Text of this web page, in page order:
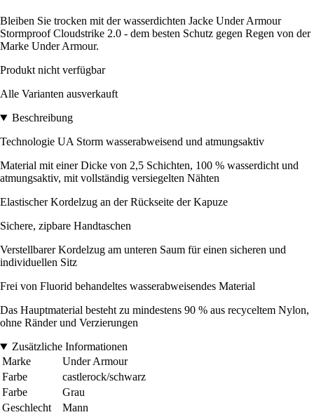
Bleiben Sie trocken mit der wasserdichten Jacke Under Armour
Stormproof Cloudstrike 2.0 - dem besten Schutz gegen Regen von der
Marke Under Armour.
Produkt nicht verfügbar
Alle Varianten ausverkauft
Beschreibung
Technologie UA Storm wasserabweisend und atmungsaktiv
Material mit einer Dicke von 2,5 Schichten, 100 % wasserdicht und
atmungsaktiv, mit vollständig versiegelten Nähten
Elastischer Kordelzug an der Rückseite der Kapuze
Sichere, zipbare Handtaschen
Verstellbarer Kordelzug am unteren Saum für einen sicheren und
individuellen Sitz
Frei von Fluorid behandeltes wasserabweisendes Material
Das Hauptmaterial besteht zu mindestens 90 % aus recyceltem Nylon,
ohne Ränder und Verzierungen
Zusätzliche Informationen
Marke
Under Armour
Farbe
castlerock/schwarz
Farbe
Grau
Geschlecht
Mann